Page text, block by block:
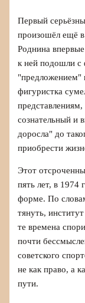
Первый
произошёл ещё в
Роднина
к ней подошли с
"предложением"
фигуристка
сознательный и
доросла" до
приобрести
Этот
пять лет, в 1974
форме. По
тянуть,
те времена
почти
советского
не как право, а
пути.